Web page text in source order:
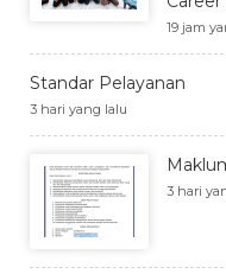
19 jam
Standar Pelayanan
3 hari yang lalu
3 hari